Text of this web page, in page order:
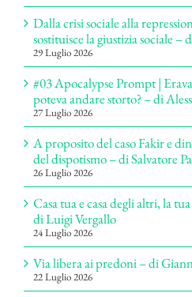
Dalla crisi sociale alla
sostituisce la giustizia sociale
29 Luglio 2026
#03 Apocalypse Prompt |
poteva andare storto? – di
27 Luglio 2026
A proposito del caso Fakir e
del dispotismo – di Salvatore
26 Luglio 2026
Casa tua e casa degli altri, la
di Luigi Vergallo
24 Luglio 2026
Via libera ai predoni – di
22 Luglio 2026